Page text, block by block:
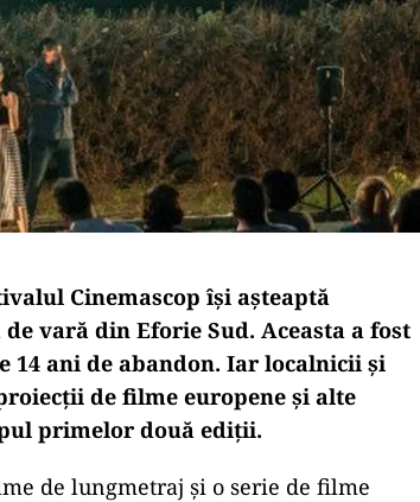
Cinemascop își așteaptă
vară din Eforie Sud. Aceasta a fost
14 ani de abandon. Iar localnicii și
de filme europene și alte
primelor două ediții.
de lungmetraj și o serie de filme